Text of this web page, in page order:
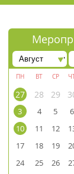
ПН ВТ СР
27 28 29
3
4 5 6
10
11 12
17
18 19
24
25 26